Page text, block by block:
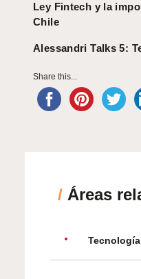
Ley Fintech y la
Chile
Alessandri Talks 5:
Share this...
/ Áreas